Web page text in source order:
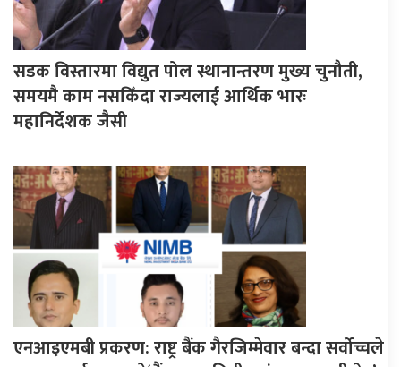
सडक विस्तारमा विद्युत पोल स्थानान्तरण मुख्य चुनौती,
समयमै काम नसकिँदा राज्यलाई आर्थिक भारः
महानिर्देशक जैसी
एनआइएमबी प्रकरण: राष्ट्र बैंक गैरजिम्मेवार बन्दा सर्वोच्चले